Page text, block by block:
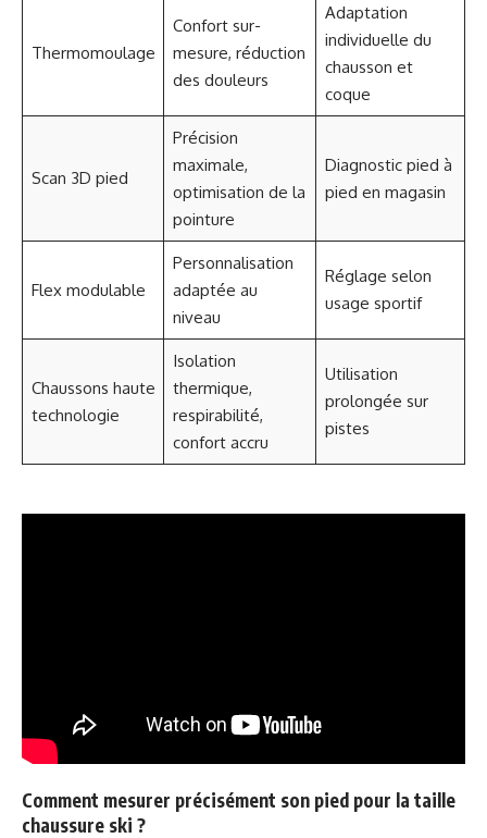
Thermomoulage
Confort sur-
mesure, réduction
des douleurs
Adaptation
individuelle du
chausson et
coque
Scan 3D pied
Précision
maximale,
optimisation de la
pointure
Diagnostic pied à
pied en magasin
Flex modulable
Personnalisation
adaptée au
niveau
Réglage selon
usage sportif
Chaussons haute
technologie
Isolation
thermique,
respirabilité,
confort accru
Utilisation
prolongée sur
pistes
Comment mesurer précisément son pied pour la taille
chaussure ski ?